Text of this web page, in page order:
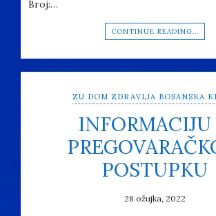
Broj:…
CONTINUE READING…
ZU DOM ZDRAVLJA BOSANSKA
INFORMACIJU
POSTUPKU
28 ožujka, 2022